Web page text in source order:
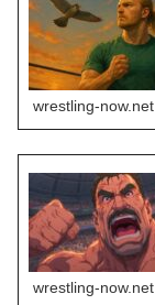
wrestling-now.net
wrestling-now.net